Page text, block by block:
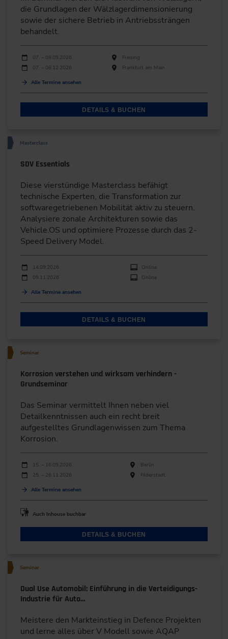
die Grundlagen der Wälzlagerdimensionierung
sowie der sichere Betrieb in Antriebssträngen
behandelt.
Durchführungen
Veranstaltungsdatum Veranstaltungsort
07. – 08.09.2026
Freising
07. – 08.12.2026
Frankfurt am Main
Alle Termine ansehen
DETAILS & BUCHEN
Masterclass
SDV Essentials
Diese vierstündige Masterclass befähigt
technische Experten, die Transformation zur
softwaregetriebenen Mobilität aktiv zu steuern.
Analysiere zonale Architekturen sowie das
Vehicle.OS und optimiere Prozesse durch das 2-
Speed Delivery Model.
Durchführungen
Veranstaltungsdatum
14.09.2026
Online
09.11.2026
Online
Alle Termine ansehen
DETAILS & BUCHEN
Seminar
Korrosion verstehen und wirksam verhindern -
Grundseminar
Das Seminar vermittelt Ihnen neben viel
Detailkenntnissen auch ein recht breit
aufgestelltes Grundlagenwissen zum Thema
Korrosion.
Durchführungen
Veranstaltungsdatum
15. – 16.09.2026
Berlin
25. – 26.11.2026
Filderstadt
Alle Termine ansehen
Auch Inhouse buchbar
DETAILS & BUCHEN
Seminar
Dual Use Automobil: Einführung in die Verteidigungs-
Industrie für Auto…
Meistere den Markteinstieg in Defence Projekten
und lerne alles über V Modell sowie AQAP